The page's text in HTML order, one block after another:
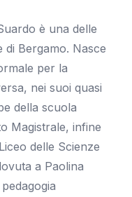
è una delle
di Bergamo. Nasce
per la
nei suoi quasi
della scuola
Magistrale, infine
delle Scienze
a Paolina